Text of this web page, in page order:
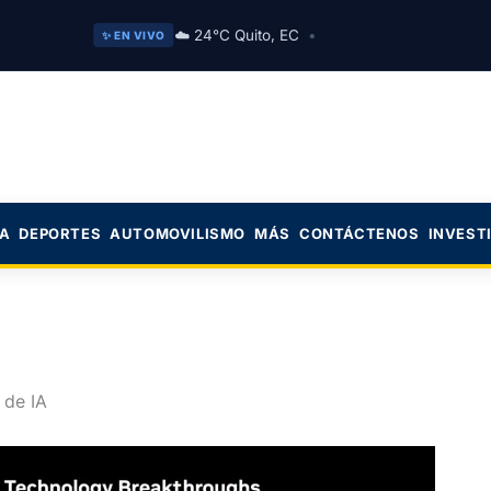
✨ EN VIVO ☁️ 24°C Quito, EC •
DEPORTES AUTOMOVILISMO MÁS CONTÁCTENOS
IA